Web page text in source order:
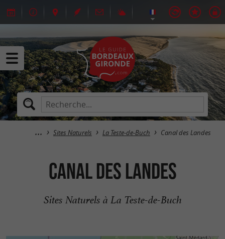
Sites Naturels La Teste-de-Buch Canal des Landes
Canal des Landes
Sites Naturels à La Teste-de-Buch